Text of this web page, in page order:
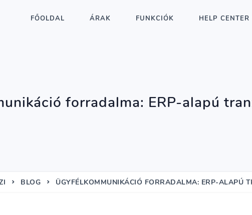
FŐOLDAL ÁRAK FUNKCIÓK HELP CENTER
forradalma: ERP-alapú
BLOG ÜGYFÉLKOMMUNIKÁCIÓ FORRADALMA: ERP-ALAPÚ